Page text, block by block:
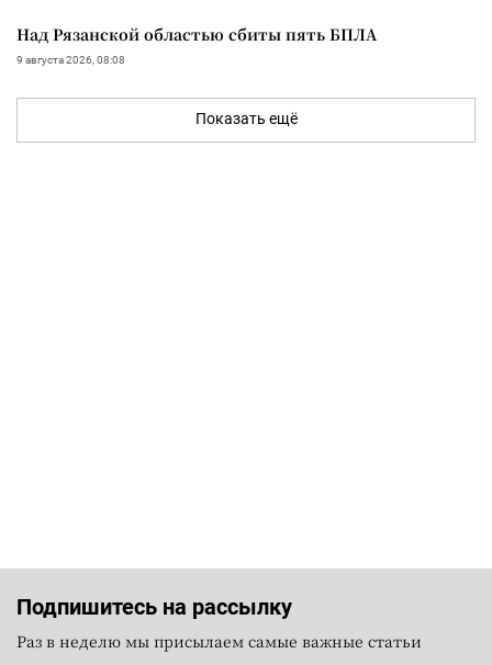
Над Рязанской областью сбиты пять БПЛА
9 августа 2026, 08:08
Показать ещё
Подпишитесь на рассылку
Раз в неделю мы присылаем самые важные статьи